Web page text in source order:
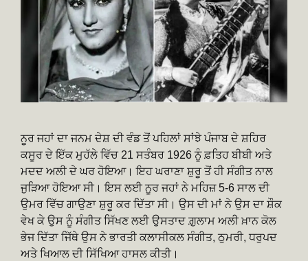
ਨੂਰ ਜਹਾਂ ਦਾ ਜਨਮ ਦੇਸ਼ ਦੀ ਵੰਡ ਤੋਂ ਪਹਿਲਾਂ ਸਾਂਝੇ ਪੰਜਾਬ ਦੇ ਸ਼ਹਿਰ
ਕਸੂਰ ਦੇ ਇੱਕ ਮੁਹੱਲੇ ਵਿੱਚ 21 ਸਤੰਬਰ 1926 ਨੂੰ ਫ਼ਤਿਹ ਬੀਬੀ ਅਤੇ
ਮਦਦ ਅਲੀ ਦੇ ਘਰ ਹੋਇਆ। ਇਹ ਘਰਾਣਾ ਸ਼ੁਰੂ ਤੋਂ ਹੀ ਸੰਗੀਤ ਨਾਲ
ਜੁੜਿਆ ਹੋਇਆ ਸੀ। ਇਸ ਲਈ ਨੂਰ ਜਹਾਂ ਨੇ ਮਹਿਜ਼ 5-6 ਸਾਲ ਦੀ
ਉਮਰ ਵਿੱਚ ਗਾਉਣਾ ਸ਼ੁਰੂ ਕਰ ਦਿੱਤਾ ਸੀ। ਉਸ ਦੀ ਮਾਂ ਨੇ ਉਸ ਦਾ ਸ਼ੌਕ
ਵੇਖ ਕੇ ਉਸ ਨੂੰ ਸੰਗੀਤ ਸਿੱਖਣ ਲਈ ਉਸਤਾਦ ਗ਼ੁਲਾਮ ਅਲੀ ਖ਼ਾਨ ਕੋਲ
ਭੇਜ ਦਿੱਤਾ ਜਿੱਥੇ ਉਸ ਨੇ ਭਾਰਤੀ ਕਲਾਸੀਕਲ ਸੰਗੀਤ, ਠੁਮਰੀ, ਧਰੁਪਦ
ਅਤੇ ਖਿਆਲ ਦੀ ਸਿੱਖਿਆ ਹਾਸਲ ਕੀਤੀ।